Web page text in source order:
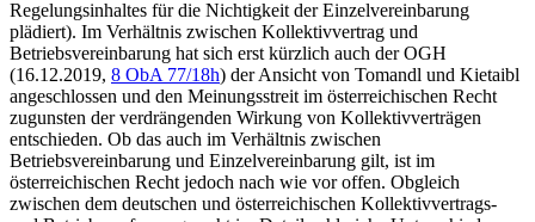
Regelungsinhaltes für die Nichtigkeit der Einzelvereinbarung
plädiert). Im Verhältnis zwischen Kollektivvertrag und
Betriebsvereinbarung hat sich erst kürzlich auch derOGH
(16.12.2019, 8 ObA 77/18h) der Ansicht von Tomandl und Kietaibl
angeschlossen und den Meinungsstreit im österreichischen Recht
zugunsten der verdrängenden Wirkung von Kollektivverträgen
entschieden. Ob das auch im Verhältnis zwischen
Betriebsvereinbarung und Einzelvereinbarung gilt, ist im
österreichischen Recht jedoch nach wie vor offen. Obgleich
zwischen dem deutschen und österreichischen Kollektivvertrags-